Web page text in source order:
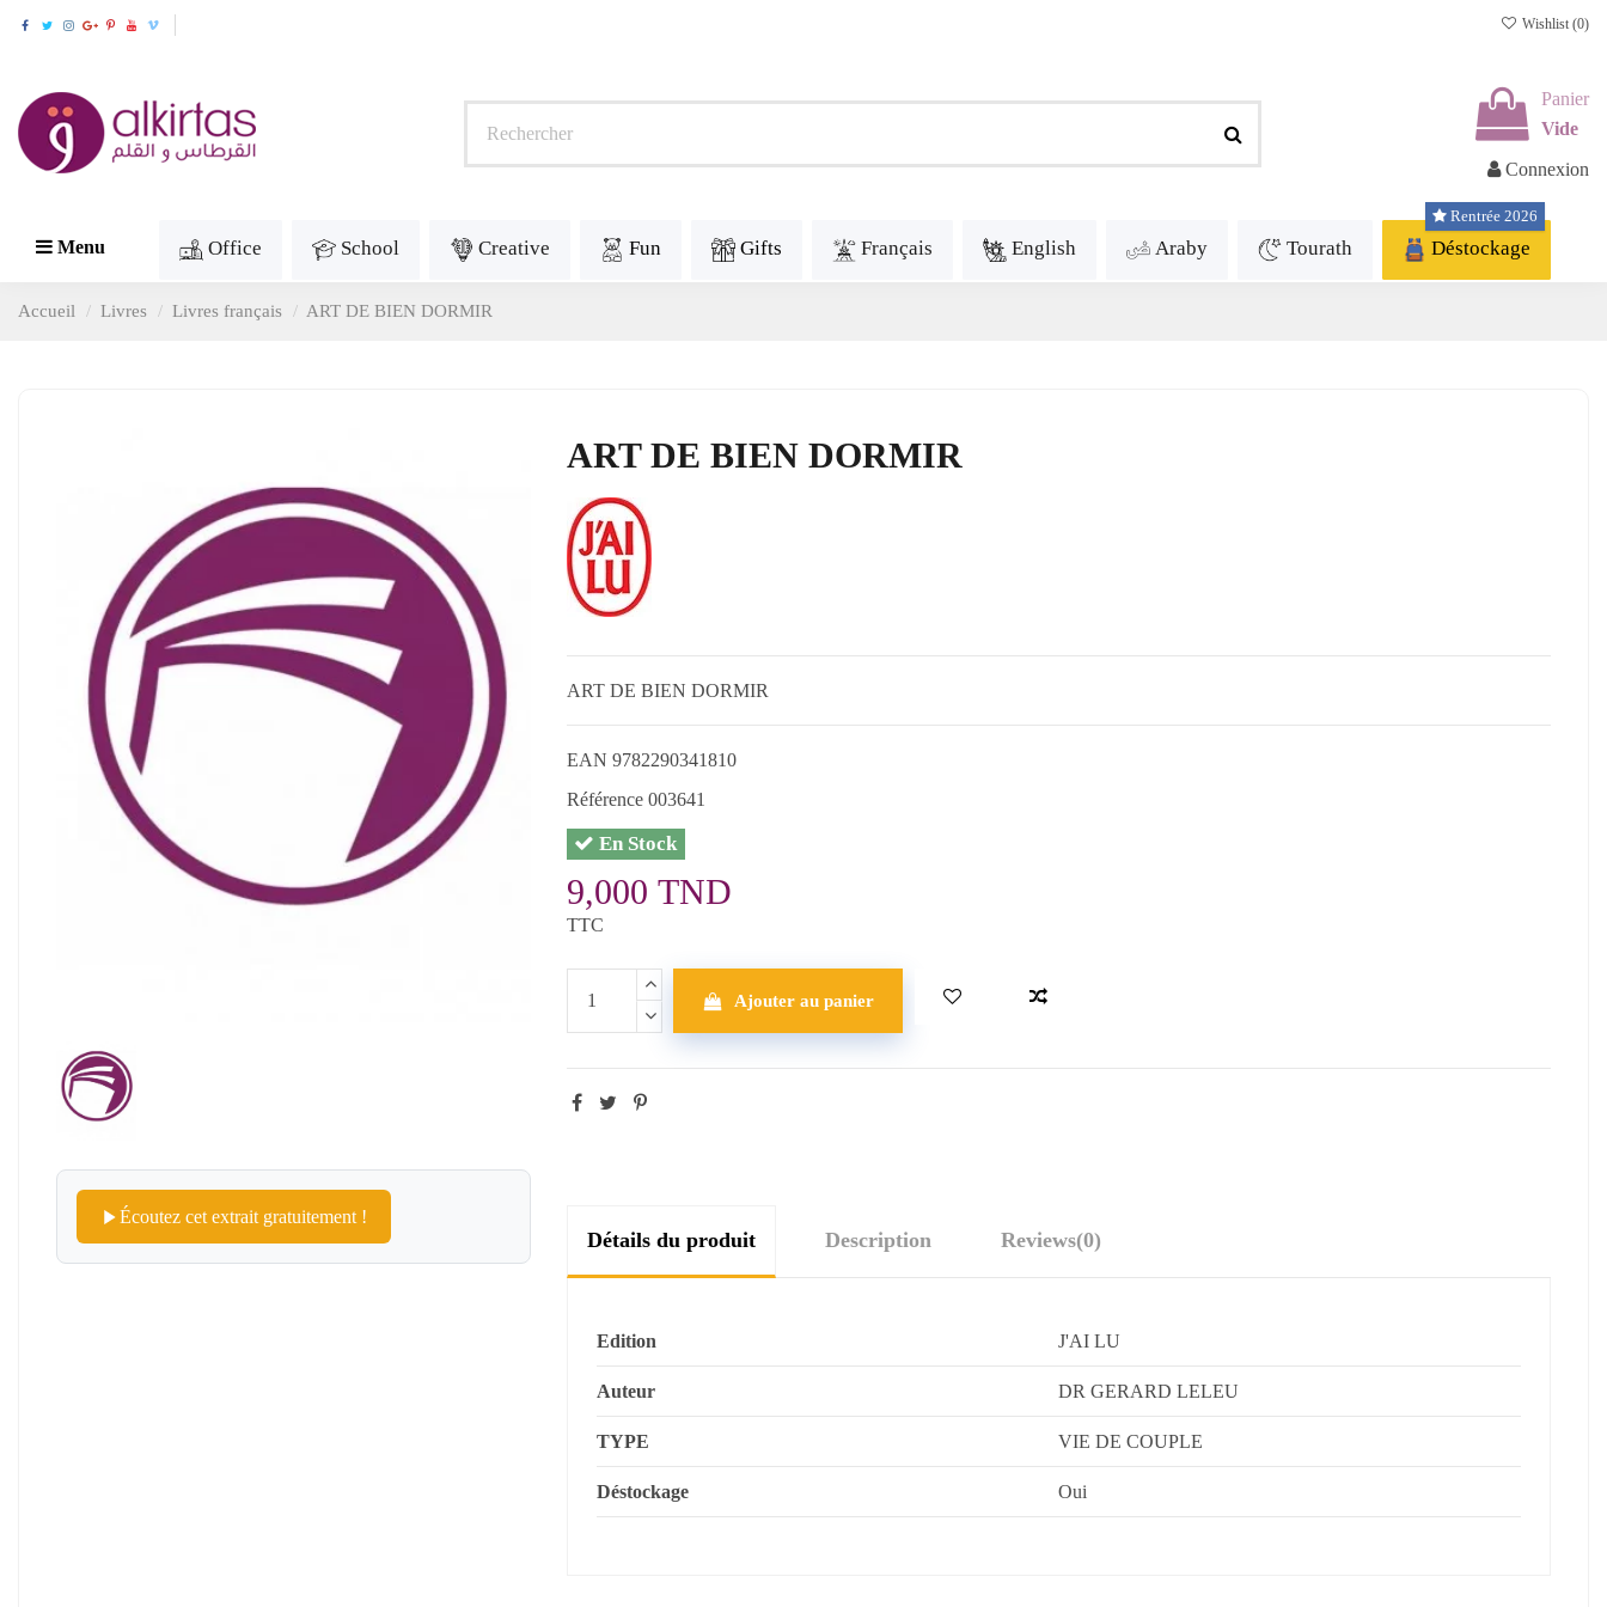
Wishlist (0)
Panier
Vide
Connexion
Menu Office School Creative Fun Gifts Français English Araby Tourath Déstockage
Rentrée 2026
Accueil Livres Livres français ART DE BIEN DORMIR
Écoutez cet extrait gratuitement !
ART DE BIEN DORMIR
ART DE BIEN DORMIR
EAN 9782290341810
Référence 003641
En Stock
9,000 TND
TTC
Ajouter au panier
Détails du produit Description Reviews(0)
Edition J'AI LU
Auteur DR GERARD LELEU
TYPE VIE DE COUPLE
Déstockage Oui